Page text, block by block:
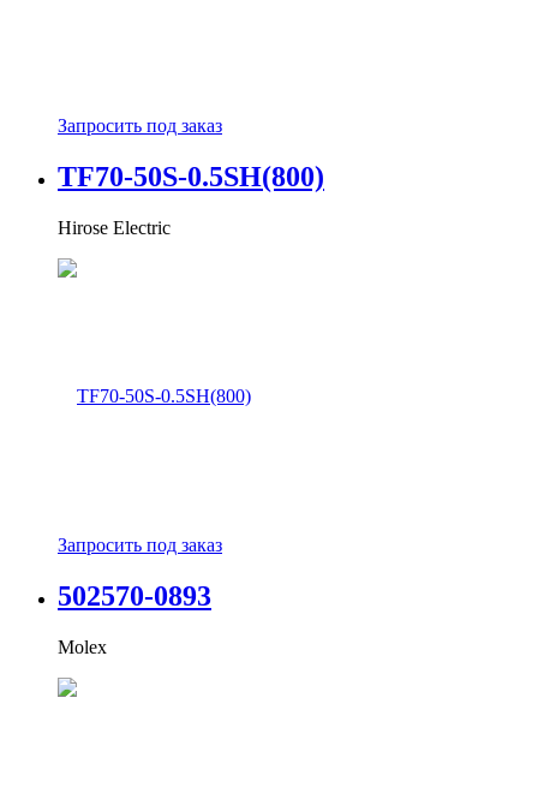
Запросить под заказ
TF70-50S-0.5SH(800)
Hirose Electric
Запросить под заказ
502570-0893
Molex